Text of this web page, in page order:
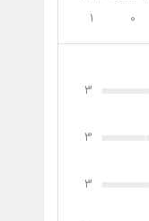
0
1
3
3
3